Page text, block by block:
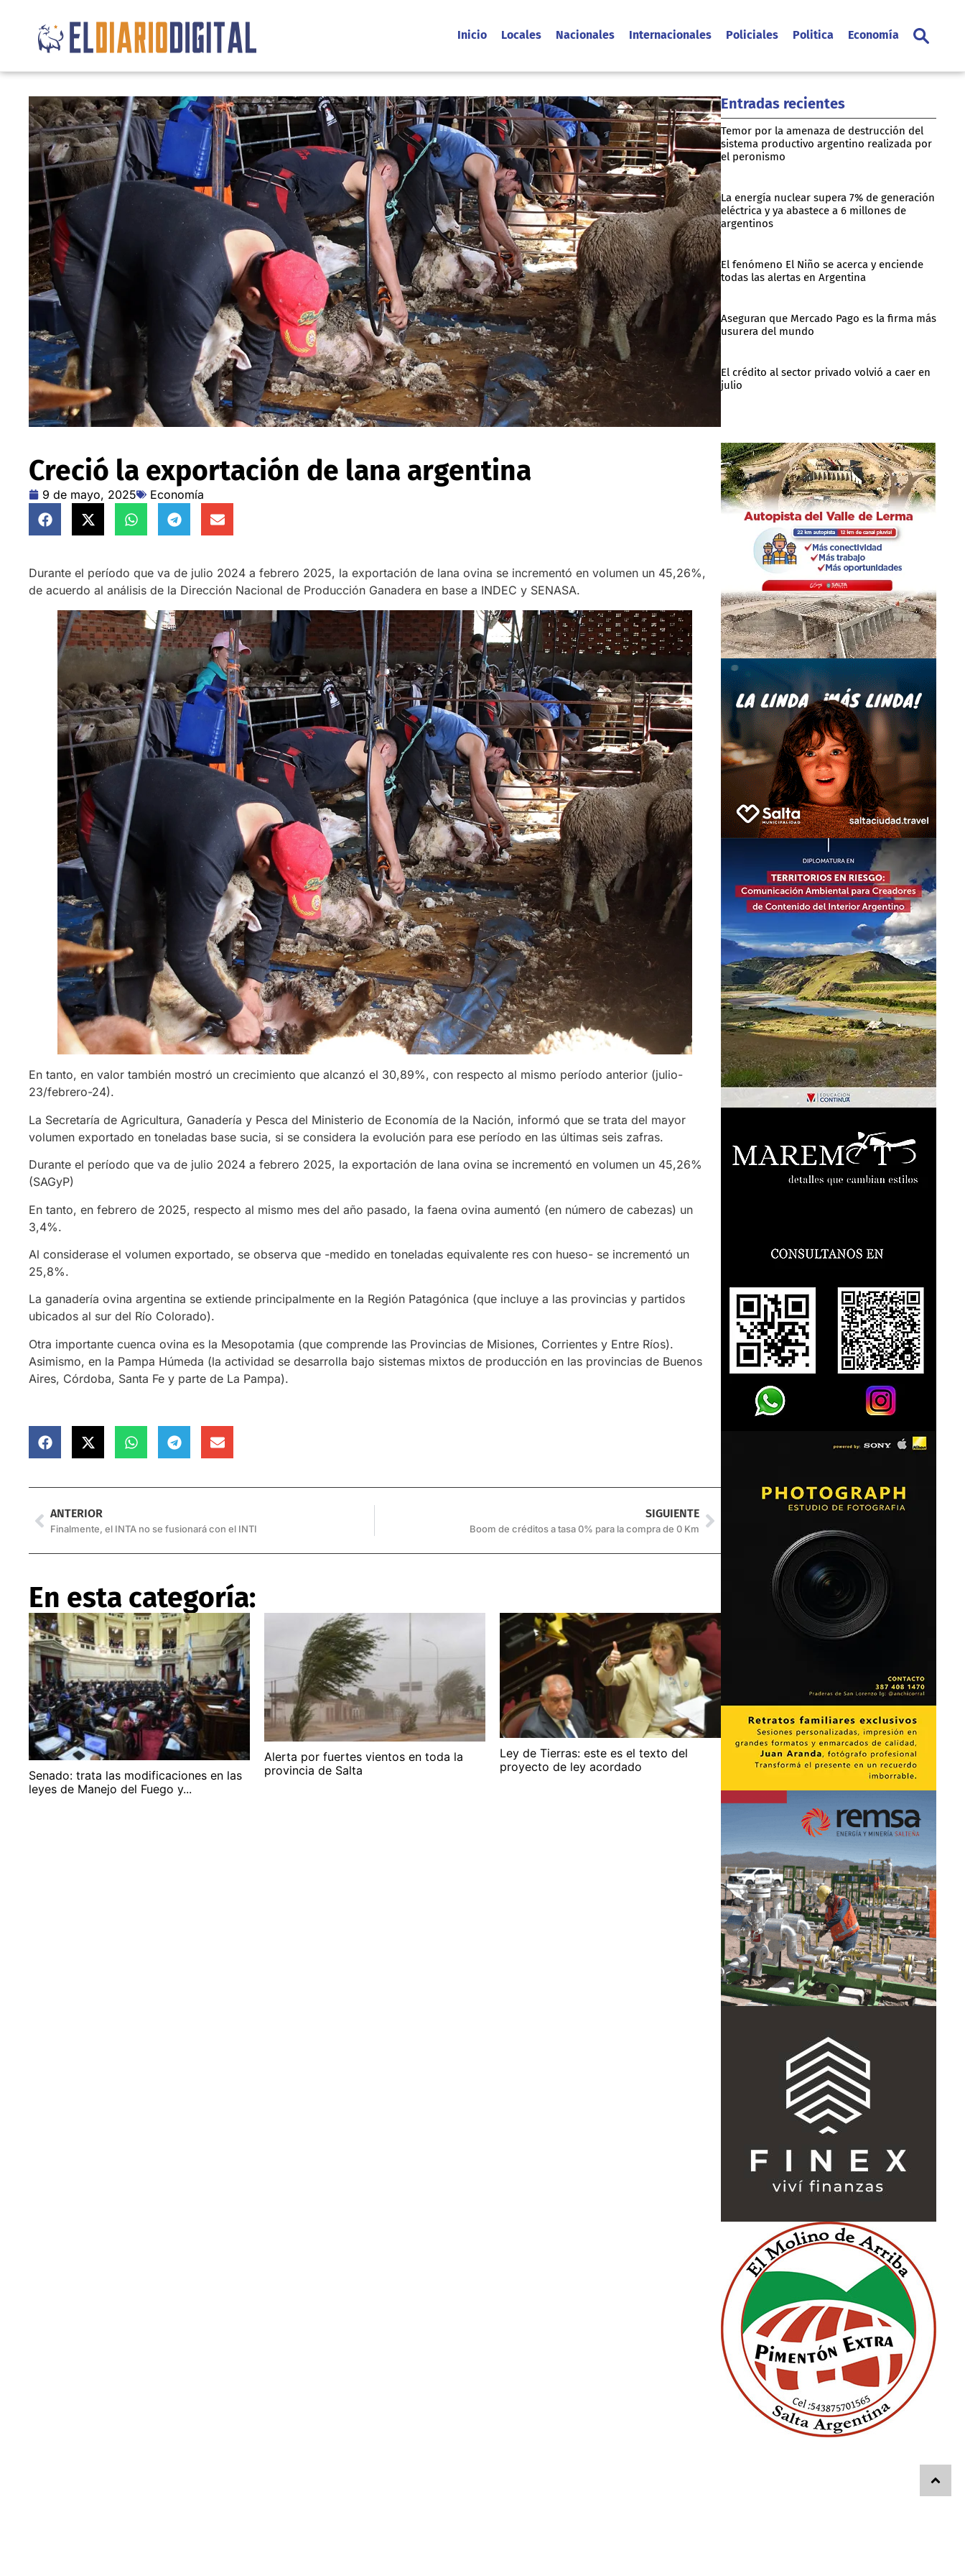
Inicio Locales Nacionales Internacionales Policiales Politica Economía
Creció la exportación de lana argentina
9 de mayo, 2025 Economía
Durante el período que va de julio 2024 a febrero 2025, la exportación de lana ovina se incrementó en volumen un 45,26%,
de acuerdo al análisis de la Dirección Nacional de Producción Ganadera en base a INDEC y SENASA.
En tanto, en valor también mostró un crecimiento que alcanzó el 30,89%, con respecto al mismo período anterior (julio-
23/febrero-24).
La Secretaría de Agricultura, Ganadería y Pesca del Ministerio de Economía de la Nación, informó que se trata del mayor
volumen exportado en toneladas base sucia, si se considera la evolución para ese período en las últimas seis zafras.
Durante el período que va de julio 2024 a febrero 2025, la exportación de lana ovina se incrementó en volumen un 45,26%
(SAGyP)
En tanto, en febrero de 2025, respecto al mismo mes del año pasado, la faena ovina aumentó (en número de cabezas) un
3,4%.
Al considerase el volumen exportado, se observa que -medido en toneladas equivalente res con hueso- se incrementó un
25,8%.
La ganadería ovina argentina se extiende principalmente en la Región Patagónica (que incluye a las provincias y partidos
ubicados al sur del Río Colorado).
Otra importante cuenca ovina es la Mesopotamia (que comprende las Provincias de Misiones, Corrientes y Entre Ríos).
Asimismo, en la Pampa Húmeda (la actividad se desarrolla bajo sistemas mixtos de producción en las provincias de Buenos
Aires, Córdoba, Santa Fe y parte de La Pampa).
ANTERIOR
Finalmente, el INTA no se fusionará con el INTI
SIGUIENTE
Boom de créditos a tasa 0% para la compra de 0 Km
En esta categoría:
Senado: trata las modificaciones en las
leyes de Manejo del Fuego y...
Alerta por fuertes vientos en toda la
provincia de Salta
Ley de Tierras: este es el texto del
proyecto de ley acordado
Entradas recientes
Temor por la amenaza de destrucción del
sistema productivo argentino realizada por
el peronismo
La energía nuclear supera 7% de generación
eléctrica y ya abastece a 6 millones de
argentinos
El fenómeno El Niño se acerca y enciende
todas las alertas en Argentina
Aseguran que Mercado Pago es la firma más
usurera del mundo
El crédito al sector privado volvió a caer en
julio